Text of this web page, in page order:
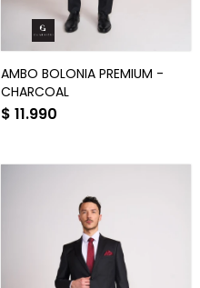
AMBO BOLONIA PREMIUM -
CHARCOAL
$ 11.990